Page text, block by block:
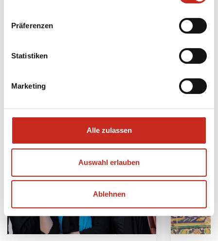
Präferenzen
Statistiken
Marketing
Alle zulassen
Auswahl erlauben
Ablehnen
Unsere beliebtesten Iran